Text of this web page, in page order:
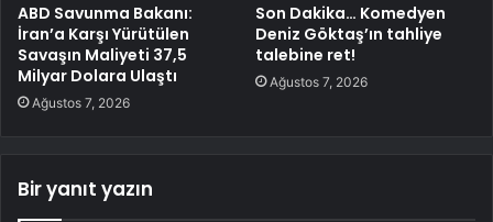
ABD Savunma Bakanı:
İran’a Karşı Yürütülen
Savaşın Maliyeti 37,5
Milyar Dolara Ulaştı
Ağustos 7, 2026
Son Dakika… Komedyen
Deniz Göktaş’ın tahliye
talebine ret!
Ağustos 7, 2026
Bir yanıt yazın